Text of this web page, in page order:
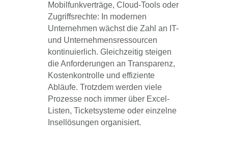
Mobilfunkverträge, Cloud-Tools oder
Zugriffsrechte: In modernen
Unternehmen wächst die Zahl an IT-
und Unternehmensressourcen
kontinuierlich. Gleichzeitig steigen
die Anforderungen an Transparenz,
Kostenkontrolle und effiziente
Abläufe. Trotzdem werden viele
Prozesse noch immer über Excel-
Listen, Ticketsysteme oder einzelne
Insellösungen organisiert.